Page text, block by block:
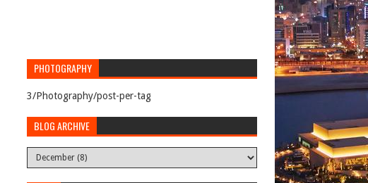
PHOTOGRAPHY
3/Photography/post-per-tag
BLOG ARCHIVE